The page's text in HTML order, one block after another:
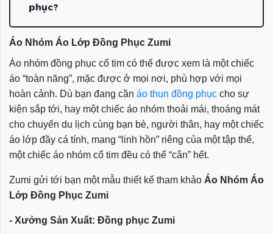
phục?
Áo Nhóm Áo Lớp Đồng Phục Zumi
Áo nhóm đồng phục cổ tim có thể được xem là một chiếc
áo “toàn năng”, mặc được ở mọi nơi, phù hợp với mọi
hoàn cảnh. Dù bạn đang cần áo thun đồng phục cho sự
kiện sắp tới, hay một chiếc áo nhóm thoải mái, thoáng mát
cho chuyến du lịch cùng bạn bè, người thân, hay một chiếc
áo lớp đầy cá tính, mang “linh hồn” riêng của một tập thể,
một chiếc áo nhóm cổ tim đều có thể “cân” hết.
Zumi gửi tới bạn một mẫu thiết kế tham khảo Áo Nhóm Áo
Lớp Đồng Phục Zumi
- Xưởng Sản Xuất: Đồng phục Zumi